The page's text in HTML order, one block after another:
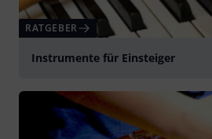
RATGEBER
Instrumente für Einsteiger